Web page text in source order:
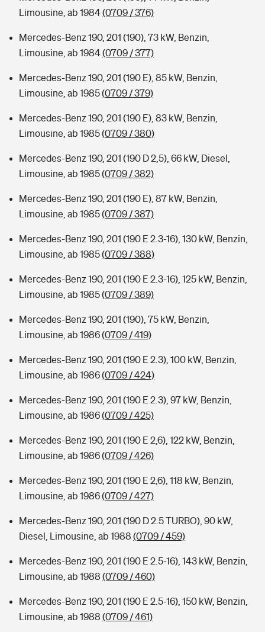
Limousine, ab 1984(0709 / 376)
Mercedes-Benz 190, 201 (190), 73 kW, Benzin,
Limousine, ab 1984(0709 / 377)
Mercedes-Benz 190, 201 (190 E), 85 kW, Benzin,
Limousine, ab 1985(0709 / 379)
Mercedes-Benz 190, 201 (190 E), 83 kW, Benzin,
Limousine, ab 1985(0709 / 380)
Mercedes-Benz 190, 201 (190 D 2,5), 66 kW, Diesel,
Limousine, ab 1985(0709 / 382)
Mercedes-Benz 190, 201 (190 E), 87 kW, Benzin,
Limousine, ab 1985(0709 / 387)
Mercedes-Benz 190, 201 (190 E 2.3-16), 130 kW, Benzin,
Limousine, ab 1985(0709 / 388)
Mercedes-Benz 190, 201 (190 E 2.3-16), 125 kW, Benzin,
Limousine, ab 1985(0709 / 389)
Mercedes-Benz 190, 201 (190), 75 kW, Benzin,
Limousine, ab 1986(0709 / 419)
Mercedes-Benz 190, 201 (190 E 2.3), 100 kW, Benzin,
Limousine, ab 1986(0709 / 424)
Mercedes-Benz 190, 201 (190 E 2.3), 97 kW, Benzin,
Limousine, ab 1986(0709 / 425)
Mercedes-Benz 190, 201 (190 E 2,6), 122 kW, Benzin,
Limousine, ab 1986(0709 / 426)
Mercedes-Benz 190, 201 (190 E 2,6), 118 kW, Benzin,
Limousine, ab 1986(0709 / 427)
Mercedes-Benz 190, 201 (190 D 2.5 TURBO), 90 kW,
Diesel, Limousine, ab 1988 (0709 / 459)
Mercedes-Benz 190, 201 (190 E 2.5-16), 143 kW, Benzin,
Limousine, ab 1988 (0709 / 460)
Mercedes-Benz 190, 201 (190 E 2.5-16), 150 kW, Benzin,
Limousine, ab 1988 (0709 / 461)